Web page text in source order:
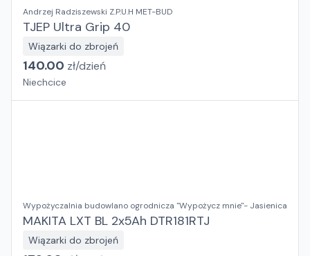
Andrzej Radziszewski Z.P.U.H MET-BUD
TJEP Ultra Grip 40
Wiązarki do zbrojeń
140.00 zł/dzień
Niechcice
Wypożyczalnia budowlano ogrodnicza "Wypożycz mnie"- Jasienica
MAKITA LXT BL 2x5Ah DTR181RTJ
Wiązarki do zbrojeń